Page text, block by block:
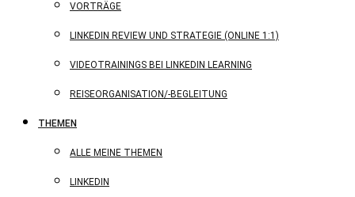
VORTRÄGE
LINKEDIN REVIEW UND STRATEGIE (ONLINE 1:1)
VIDEOTRAININGS BEI LINKEDIN LEARNING
REISEORGANISATION/-BEGLEITUNG
THEMEN
ALLE MEINE THEMEN
LINKEDIN